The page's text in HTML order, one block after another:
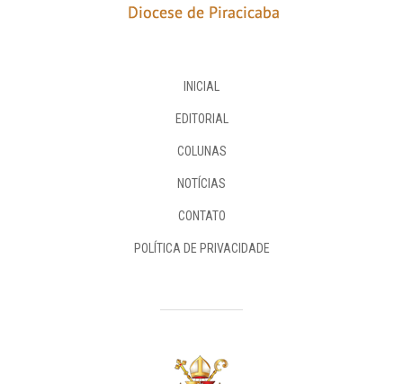
INICIAL
EDITORIAL
COLUNAS
NOTÍCIAS
CONTATO
POLÍTICA DE PRIVACIDADE